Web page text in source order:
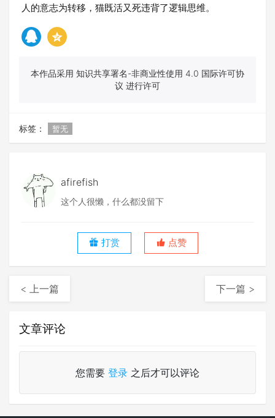
人的意志为转移，猫既活又死违背了逻辑思维。
本作品采用 知识共享署名-非商业性使用 4.0 国际许可协
议 进行许可
标签： 暂无
afirefish
这个人很懒，什么都没留下
打赏 点赞
< 上一篇 下一篇 >
文章评论
您需要 登录 之后才可以评论